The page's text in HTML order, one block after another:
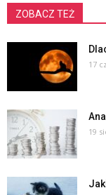
ZOBACZ TEŻ
17
19